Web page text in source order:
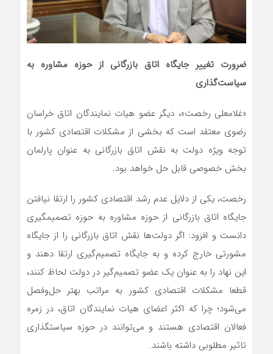
ضرورت تغییر جایگاه اتاق بازرگانی از حوزه مشاوره به
سیاست‌گذاری
«غلامعلی رخصت»، دیگر عضو هیات نمایندگان اتاق خراسان
رضوی معتقد است که بخشی از مشکلات اقتصادی کشور با
توجه ویژه دولت به نقش اتاق بازرگانی به عنوان پارلمان
بخش خصوصی قابل حل خواهد بود.
رخصت، یکی از دلایل عدم رشد اقتصادی کشور را ارتقا نیافتن
جایگاه اتاق بازرگانی از حوزه مشاوره به حوزه تصمیم‎گیری
دانست و افزود: اگر دولت‌ها نقش اتاق بازرگانی را از جایگاه
مشورتی خارج کرده و به جایگاه تصمیم‌گیری ارتقا دهند و
این نهاد را به عنوان یک عضو تصمیم‌گیر در دولت لحاظ کنند،
قطعا مشکلات اقتصادی کشور به مراتب بهتر حل‌وفصل
می‌شود؛ چرا که اکثر اعضای هیات نمایندگان اتاق، در زمره
فعالان اقتصادی هستند و می‌توانند در حوزه سیاستگذاری
تاثیر مطلوبی داشته باشند.